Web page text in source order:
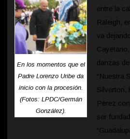
En los momentos que el
Padre Lorenzo Uribe da
inicio con la procesión.
(Fotos: LPDC/Germán
González).
entre la
Raleigh,
va
danzas
“Nuestra
Silverton,
Pérez
ser